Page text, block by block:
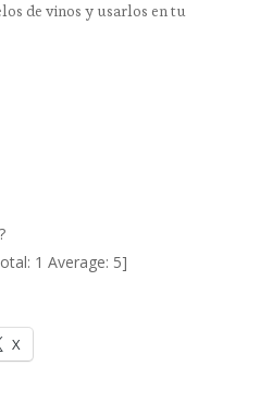
de vinos y usarlos en tu
1 Average: 5]
X